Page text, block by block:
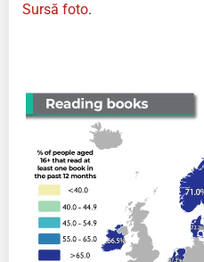
Sursă foto.